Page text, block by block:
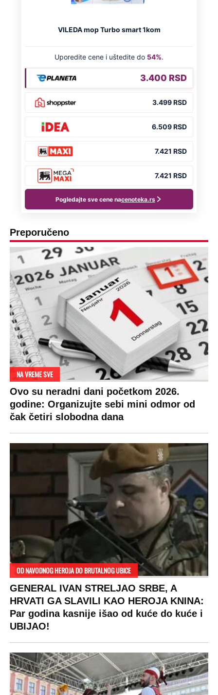
Preporučeno
NA VREME SVE
Ovo su neradni dani početkom 2026.
godine: Organizujte sebi mini odmor od
čak četiri slobodna dana
OD NAVODNOG HEROJA DO BRUTALNOG UBICE
GENERAL IVAN STRELJAO SRBE, A
HRVATI GA SLAVILI KAO HEROJA KNINA:
Par godina kasnije išao od kuće do kuće i
UBIJAO!